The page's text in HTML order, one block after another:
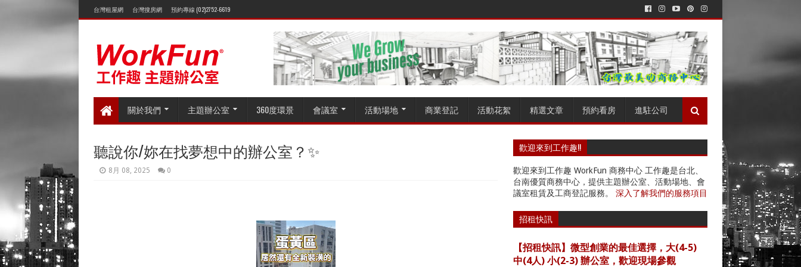
台灣租屋網 台灣搜房網 預約專線 (02)2752-6619
關於我們 主題辦公室 360度環景 會議室 活動場地 商業登記 活動花絮 精選文章 預約看房 進駐公司
聽說你/妳在找夢想中的辦公室？✨
8月 08, 2025 0
歡迎來到工作趣!!
歡迎來到工作趣 WorkFun 商務中心 工作趣是台北、
台南優質商務中心，提供主題辦公室、活動場地、會
議室租賃及工商登記服務。 深入了解我們的服務項目
招租快訊
【招租快訊】微型創業的最佳選擇，大(4-5)
中(4人) 小(2-3) 辦公室，歡迎現場參觀